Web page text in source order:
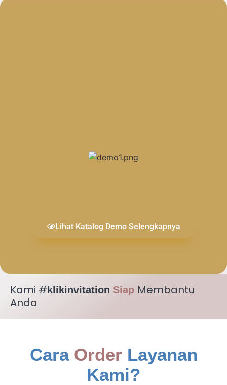
Lihat Katalog Demo Selengkapnya
Kami # klikinvitation Siap Membantu
Anda
Cara Order Layanan
Kami?